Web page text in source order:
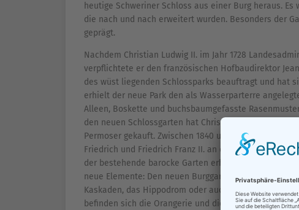
heutige Schweriner Schloss aus einer Burg heraus.
die nach und nach erweitert wurden. Besonders der
geprägt.
Nachdem Christian Ludwig II. im Jahr 1728
verpflichtete er den französischen Hofbaudirektor
des wüst liegenden Schlossparks beauftragt und hat
erhielt der neue Park den als Wasserparterre
Alleen, Boskette und buchsbaumgefasste
den neuen Schlossgarten hat Christian Ludwig 14
Permoser gekauft. Zwischen 1840 und 1852 arbeitete
Friedrich und Friedrich Franz II. an der Neuplanung
der bestehende barocke Garten erhalten bleiben.
neue Elemente: Den neuen Burggarten, die
Kaskaden, das Hippodrom oder auch die Anlage der
befinden sich die Orangerie und die bis ins Wasser